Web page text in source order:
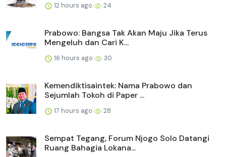
12 hours ago 24
Prabowo: Bangsa Tak Akan Maju Jika Terus
Mengeluh dan Cari K...
16 hours ago 30
Kemendiktisaintek: Nama Prabowo dan
Sejumlah Tokoh di Paper ...
17 hours ago 28
Sempat Tegang, Forum Njogo Solo Datangi
Ruang Bahagia Lokana...